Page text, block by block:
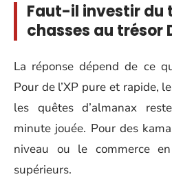
Faut-il investir du
chasses au trésor
La réponse dépend de ce
Pour de l’XP pure et rapide,
les quêtes d’almanax
minute jouée. Pour des
niveau ou le commerce
supérieurs.